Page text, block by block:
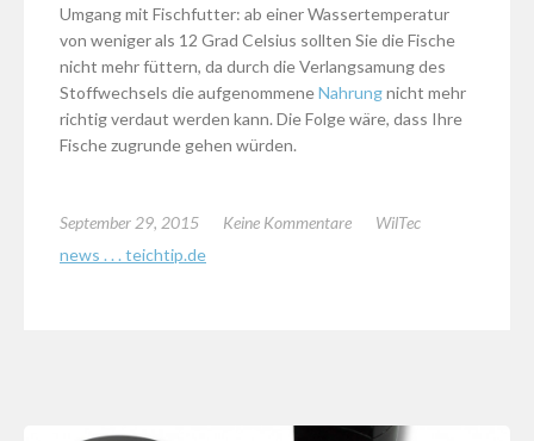
Umgang mit Fischfutter: ab einer Wassertemperatur
von weniger als 12 Grad Celsius sollten Sie die Fische
nicht mehr füttern, da durch die Verlangsamung des
Stoffwechsels die aufgenommeneNahrungnicht mehr
richtig verdaut werden kann. Die Folge wäre, dass Ihre
Fische zugrunde gehen würden.
September 29, 2015 Keine Kommentare
WilTec
news . . . teichtip.de